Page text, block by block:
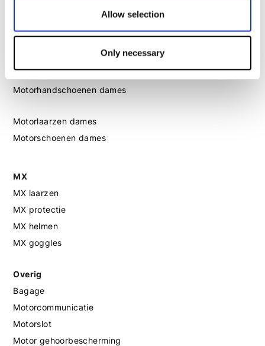
Allow selection
Only necessary
Motor leggings dames
Motorhandschoenen dames
Motorlaarzen dames
Motorschoenen dames
MX
MX laarzen
MX protectie
MX helmen
MX goggles
Overig
Bagage
Motorcommunicatie
Motorslot
Motor gehoorbescherming